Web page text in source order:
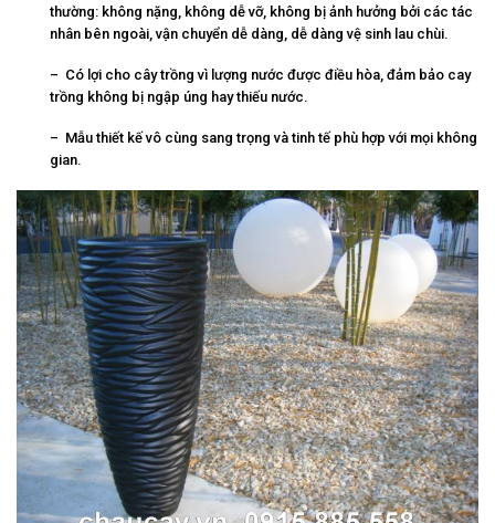
thường: không nặng, không dễ vỡ, không bị ảnh hưởng bởi các tác
nhân bên ngoài, vận chuyển dễ dàng, dễ dàng vệ sinh lau chùi.
– Có lợi cho cây trồng vì lượng nước được điều hòa, đảm bảo cay
trồng không bị ngập úng hay thiếu nước.
– Mẫu thiết kế vô cùng sang trọng và tinh tế phù hợp với mọi không
gian.